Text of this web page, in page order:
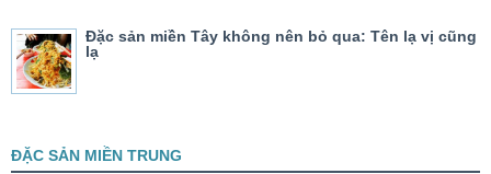
Đặc sản miền Tây không nên bỏ qua: Tên lạ vị cũng
lạ
ĐẶC SẢN MIỀN TRUNG